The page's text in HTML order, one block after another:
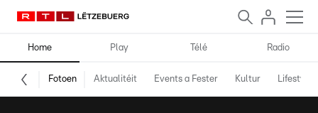
Home Play Télé Radio
Fotoen Aktualitéit Events a Fester Kultur Lifestyle